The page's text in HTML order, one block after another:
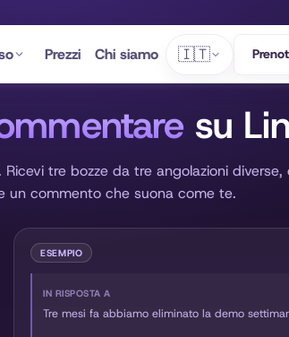
Prezzi Chi siamo 🇮🇹
su
tre bozze da tre angolazioni diverse,
un commento che suona come te.
ESEMPIO
IN RISPOSTA A
Tre mesi fa abbiamo eliminato la demo